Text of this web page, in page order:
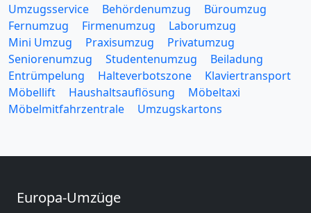
Umzugsservice Behördenumzug
Büroumzug
Fernumzug
Firmenumzug
Laborumzug
Mini Umzug
Praxisumzug
Privatumzug
Seniorenumzug
Studentenumzug
Beiladung
Entrümpelung
Halteverbotszone
Klaviertransport
Möbellift
Haushaltsauflösung
Möbeltaxi
Möbelmitfahrzentrale
Umzugskartons
Europa-Umzüge